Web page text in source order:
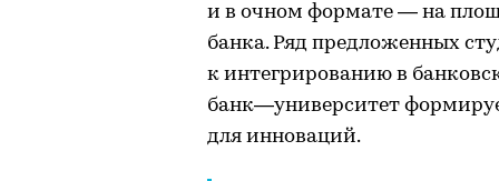
и в очном формате — на
банка. Ряд предложенных
к интегрированию в
банк—университет
для инноваций.